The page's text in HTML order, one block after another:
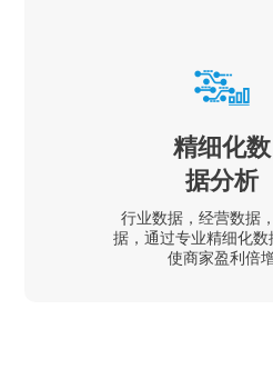
精细化数
据分析
行业数据，经营数据
据，通过专业精细化数
使商家盈利倍